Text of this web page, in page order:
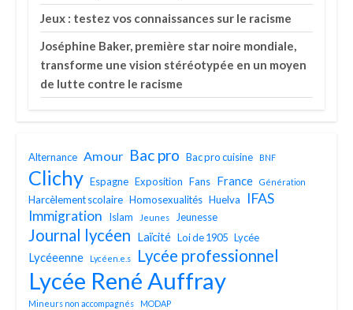
Jeux : testez vos connaissances sur le racisme
Joséphine Baker, première star noire mondiale,
transforme une vision stéréotypée en un moyen
de lutte contre le racisme
Alternance Amour Bac pro Bac pro cuisine BNF
Clichy Espagne Exposition Fans France Génération
Harcèlement scolaire Homosexualités Huelva
IFAS
Immigration
Islam Jeunes Jeunesse
Journal lycéen Laïcité Loi de 1905 Lycée
Lycéeenne Lycéen.e.s Lycée professionnel
Lycée René Auffray
Mineurs non accompagnés MODAP